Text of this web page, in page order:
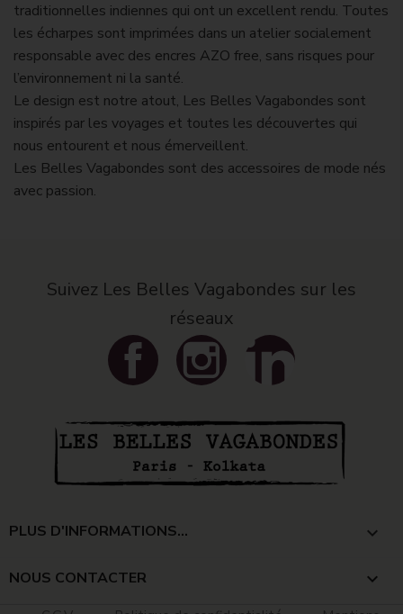
traditionnelles indiennes qui ont un excellent rendu. Toutes
les écharpes sont imprimées dans un atelier socialement
responsable avec des encres AZO free, sans risques pour
l’environnement ni la santé.
Le design est notre atout, Les Belles Vagabondes sont
inspirés par les voyages et toutes les découvertes qui
nous entourent et nous émerveillent.
Les Belles Vagabondes sont des accessoires de mode nés
avec passion.
Suivez Les Belles Vagabondes sur les
réseaux
Facebook Instagram
PLUS D'INFORMATIONS... 
NOUS CONTACTER keyboard_arrow_down